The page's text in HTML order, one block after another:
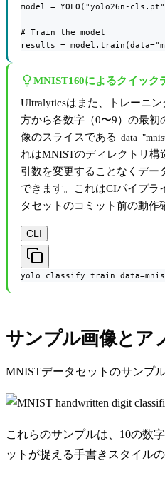
model = YOLO("yolo26n-
# Train the model
results =
MNIST160によるクイック
Ultralyticsはまた、トレーニ
方から各数字（0〜9）の最初
像のスライスである
れはMNISTのディレクトリ
引数を変更することなくデー
できます。これはCIパイプラ
タセットのコミット前の動作
CLI
yolo classify train
サンプル画像とア
MNISTデータセットのサンプル
これらのサンプルは、10の数
ットが捉える手書きスタイル